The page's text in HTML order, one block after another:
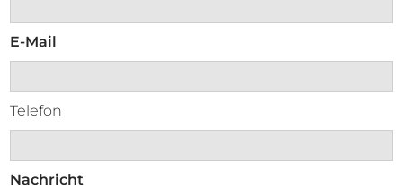
E-Mail
Telefon
Nachricht